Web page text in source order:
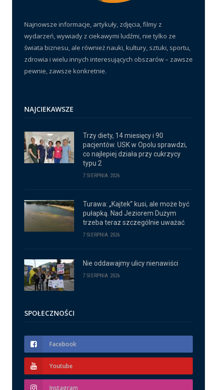
Najnowsze informacje, artykuły, zdjęcia, filmy z
wydarzeń, wywiady z ciekawymi ludźmi, nie tylko ze
świata biznesu, ale również nauki, kultury, sztuki, sportu,
zdrowia i wielu innych interesujących obszarów – zawsze
pewnie, zawsze konkretnie.
NAJCIEKAWSZE
Trzy diety, 14 miesięcy i 90
pacjentów. USK w Opolu sprawdzi,
co najlepiej działa przy cukrzycy
typu 2
7 SIERPNIA 2026
Turawa: „Kajtek” kusi, ale może być
pułapką. Nad Jeziorem Dużym
trzeba teraz szczególnie uważać
7 SIERPNIA 2026
Nie oddawajmy ulicy nienawiści
7 SIERPNIA 2026
SPOŁECZNOŚCI
Facebook
Youtube
Instagram